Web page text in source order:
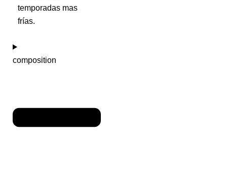
temporadas mas
frías.
composition